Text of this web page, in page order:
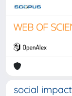
social impact